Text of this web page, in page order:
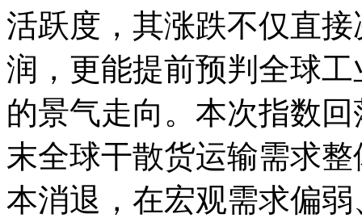
活跃度，其涨跌不仅直
润，更能提前预判全球
的景气走向。本次指数
末全球干散货运输需求
本消退，在宏观需求偏